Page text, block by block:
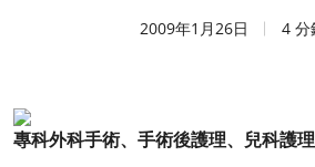
2009年1月26日 4 分
專科外科手術、手術後護理、兒科護